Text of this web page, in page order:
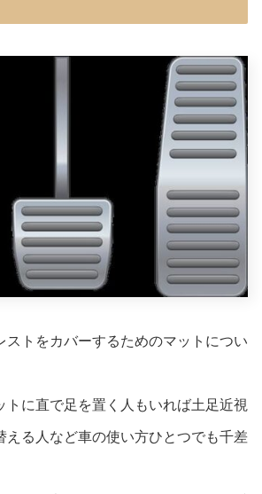
ストをカバーするためのマットについ
トに直で足を置く人もいれば土足近視
える人など車の使い方ひとつでも千差